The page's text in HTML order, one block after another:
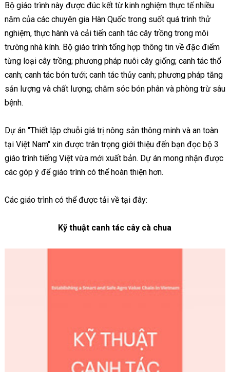
Bộ giáo trình này được đúc kết từ kinh nghiệm thực tế nhiều
năm của các chuyên gia Hàn Quốc trong suốt quá trình thử
nghiệm, thực hành và cải tiến canh tác cây trồng trong môi
trường nhà kính. Bộ giáo trình tổng hợp thông tin về đặc điểm
từng loại cây trồng; phương pháp nuôi cây giống; canh tác thổ
canh; canh tác bón tưới; canh tác thủy canh; phương pháp tăng
sản lượng và chất lượng; chăm sóc bón phân và phòng trừ sâu
bệnh.
Dự án "Thiết lập chuỗi giá trị nông sản thông minh và an toàn
tại Việt Nam" xin được trân trọng giới thiệu đến bạn đọc bộ 3
giáo trình tiếng Việt vừa mới xuất bản. Dự án mong nhận được
các góp ý để giáo trình có thể hoàn thiện hơn.
Các giáo trình có thể được tải về tại đây:
Kỹ thuật canh tác cây cà chua